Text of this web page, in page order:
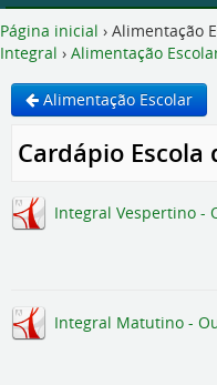
Página inicial › Alimentação
Integral › Alimentação
Alimentação Escolar
Cardápio
Integral Vespertino -
Integral Matutino -